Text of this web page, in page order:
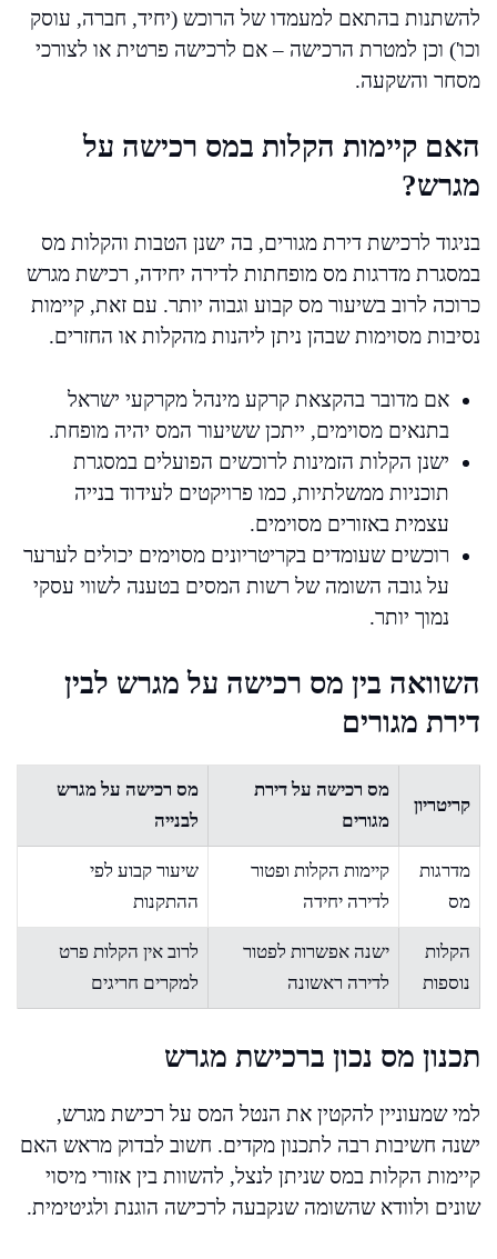
להשתנות בהתאם למעמדו של הרוכש (יחיד, חברה, עוסק
וכו') וכן למטרת הרכישה – אם לרכישה פרטית או לצורכי
מסחר והשקעה.
האם קיימות הקלות במס רכישה על
מגרש?
בניגוד לרכישת דירת מגורים, בה ישנן הטבות והקלות מס
במסגרת מדרגות מס מופחתות לדירה יחידה, רכישת מגרש
כרוכה לרוב בשיעור מס קבוע וגבוה יותר. עם זאת, קיימות
נסיבות מסוימות שבהן ניתן ליהנות מהקלות או החזרים.
אם מדובר בהקצאת קרקע מינהל מקרקעי ישראל
בתנאים מסוימים, ייתכן ששיעור המס יהיה מופחת.
ישנן הקלות הזמינות לרוכשים הפועלים במסגרת
תוכניות ממשלתיות, כמו פרויקטים לעידוד בנייה
עצמית באזורים מסוימים.
רוכשים שעומדים בקריטריונים מסוימים יכולים לערער
על גובה השומה של רשות המסים בטענה לשווי עסקי
נמוך יותר.
השוואה בין מס רכישה על מגרש לבין
דירת מגורים
קריטריון
מס רכישה על דירת
מגורים
מס רכישה על מגרש
לבנייה
מדרגות
מס
קיימות הקלות ופטור
לדירה יחידה
שיעור קבוע לפי
ההתקנות
הקלות
נוספות
ישנה אפשרות לפטור
לדירה ראשונה
לרוב אין הקלות פרט
למקרים חריגים
תכנון מס נכון ברכישת מגרש
למי שמעוניין להקטין את הנטל המס על רכישת מגרש,
ישנה חשיבות רבה לתכנון מקדים. חשוב לבדוק מראש האם
קיימות הקלות במס שניתן לנצל, להשוות בין אזורי מיסוי
שונים ולוודא שהשומה שנקבעה לרכישה הוגנת ולגיטימית.